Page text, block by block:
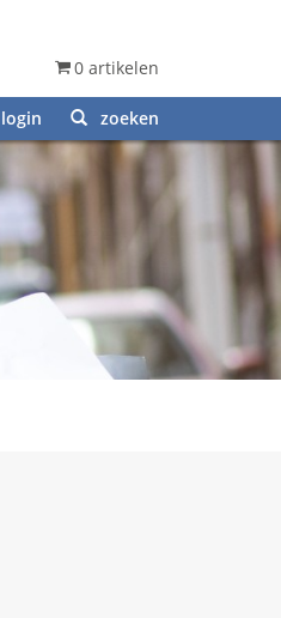
0 artikelen
login zoeken